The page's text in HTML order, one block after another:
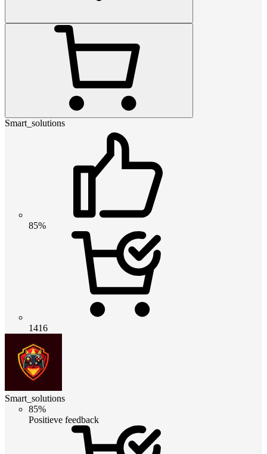
Smart_solutions
85%
1416
Smart_solutions
85%
Positieve feedback